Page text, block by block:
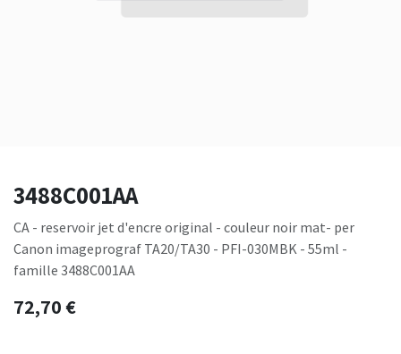
3488C001AA
CA - reservoir jet d'encre original - couleur noir mat- per
Canon imageprograf TA20/TA30 - PFI-030MBK - 55ml -
famille 3488C001AA
72,70€